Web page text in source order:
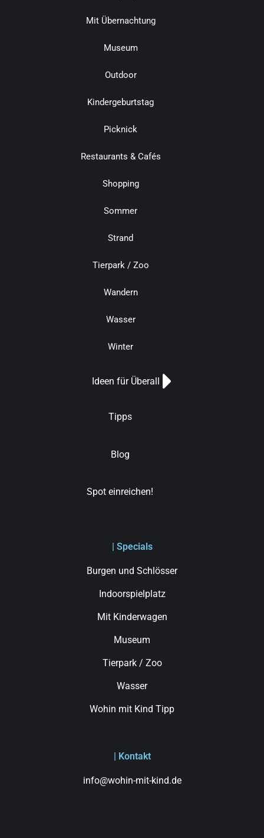
Mit Übernachtung
Museum
Outdoor
Kindergeburtstag
Picknick
Restaurants & Cafés
Shopping
Sommer
Strand
Tierpark / Zoo
Wandern
Wasser
Winter
Ideen für Überall
Tipps
Blog
Spot einreichen!
| Specials
Burgen und Schlösser
Indoorspielplatz
Mit Kinderwagen
Museum
Tierpark / Zoo
Wasser
Wohin mit Kind Tipp
| Kontakt
info@wohin-mit-kind.de